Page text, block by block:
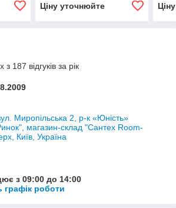
Ціну уточнюйте
187 відгуків за рік
Миропільська 2, р-к «Юність»
магазин-склад "Сантех Room-
Київ, Україна
з 09:00 до 14:00
графік роботи